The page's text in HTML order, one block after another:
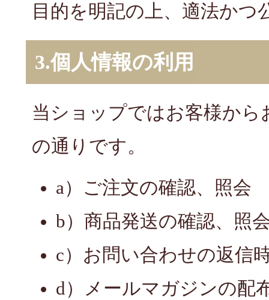
目的を明記の上、適法かつ
3.個人情報の利用
当ショップではお客様か
の通りです。
a）ご注文の確認、照会
b）商品発送の確認、照
c）お問い合わせの返信
d）メールマガジンの配